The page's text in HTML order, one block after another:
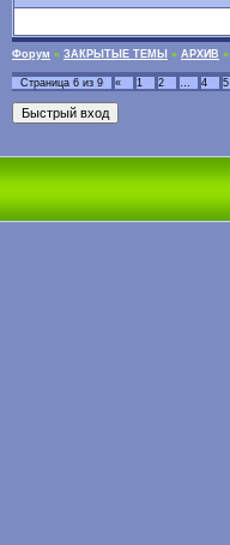
Форум » ЗАКРЫТЫЕ ТЕМЫ » АРХИВ »
Страница 6 из 9 « 1 2 … 4 5